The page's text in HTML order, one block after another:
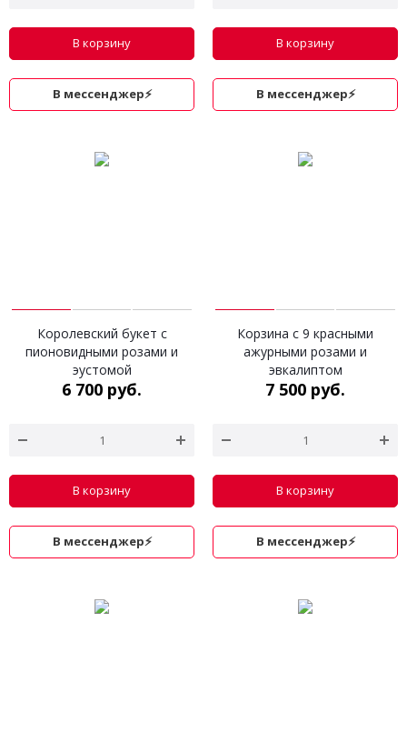
В корзину
В мессенджер⚡
В корзину
В мессенджер⚡
Королевский букет с
пионовидными розами и
эустомой
6 700 руб.
В корзину
В мессенджер⚡
Корзина с 9 красными
ажурными розами и
эвкалиптом
7 500 руб.
В корзину
В мессенджер⚡